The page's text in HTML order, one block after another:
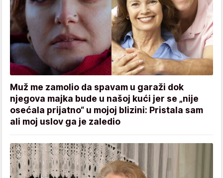
Muž me zamolio da spavam u garaži dok
njegova majka bude u našoj kući jer se „nije
osećala prijatno“ u mojoj blizini: Pristala sam
ali moj uslov ga je zaledio